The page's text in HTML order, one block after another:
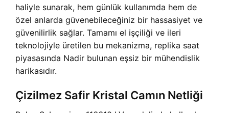
haliyle sunarak, hem günlük kullanımda hem de
özel anlarda güvenebileceğiniz bir hassasiyet ve
güvenilirlik sağlar. Tamamı el işçiliği ve ileri
teknolojiyle üretilen bu mekanizma, replika saat
piyasasında Nadir bulunan eşsiz bir mühendislik
harikasıdır.
Çizilmez Safir Kristal Camın Netliği